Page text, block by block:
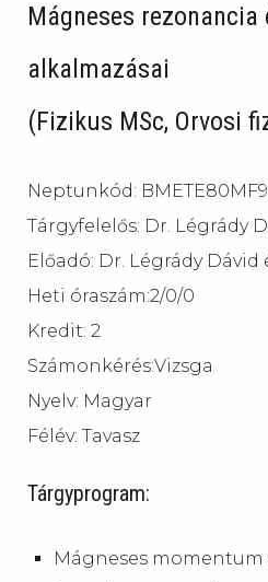
Mágneses
alkalmazásai
(Fizikus MSc, Orvosi
Neptunkód:
Tárgyfelelős: Dr. Légrády
Előadó: Dr. Légrády
Heti óraszám:2/0/0
Kredit: 2
Számonkérés:Vizsga
Nyelv: Magyar
Félév: Tavasz
Tárgyprogram:
Mágneses momentum